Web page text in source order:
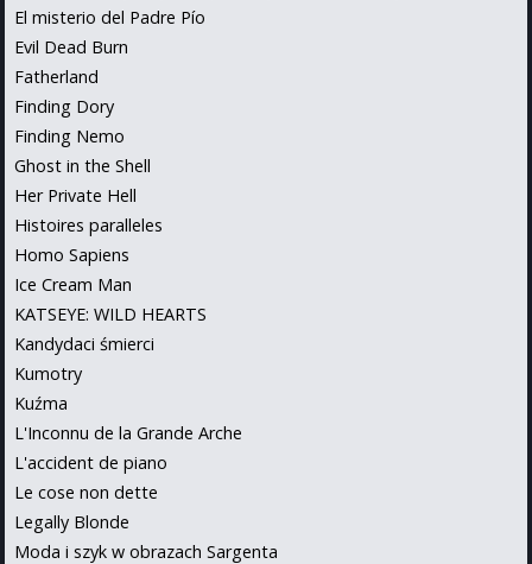
El misterio del Padre Pío
Evil Dead Burn
Fatherland
Finding Dory
Finding Nemo
Ghost in the Shell
Her Private Hell
Histoires paralleles
Homo Sapiens
Ice Cream Man
KATSEYE: WILD HEARTS
Kandydaci śmierci
Kumotry
Kuźma
L'Inconnu de la Grande Arche
L'accident de piano
Le cose non dette
Legally Blonde
Moda i szyk w obrazach Sargenta